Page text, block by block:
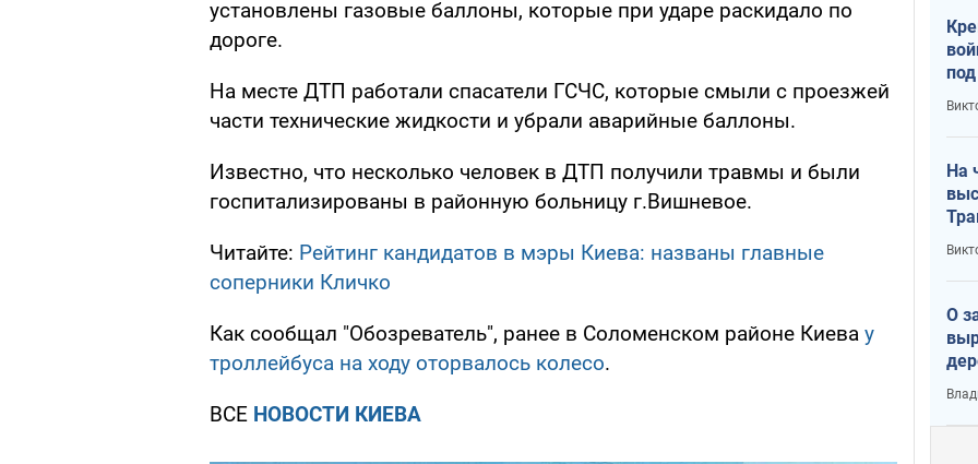
установлены газовые баллоны, которые при ударе раскидало по
дороге.
На месте ДТП работали спасатели ГСЧС, которые смыли с проезжей
части технические жидкости и убрали аварийные баллоны.
Известно, что несколько человек в ДТП получили травмы и были
госпитализированы в районную больницу г.Вишневое.
Читайте: Рейтинг кандидатов в мэры Киева: названы главные
соперники Кличко
Как сообщал "Обозреватель", ранее в Соломенском районе Киева у
троллейбуса на ходу оторвалось колесо.
ВСЕ НОВОСТИ КИЕВА
На
О
что